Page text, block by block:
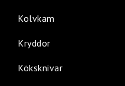
Kolvkam
Kryddor
Köksknivar